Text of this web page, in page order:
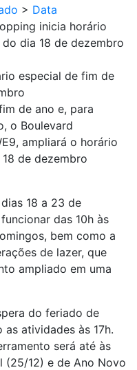
> Data
inicia horário
dia 18 de dezembro
especial de fim de
de ano e, para
o Boulevard
ampliará o horário
de dezembro
18 a 23 de
das 10h às
bem como a
de lazer, que
ampliado em uma
do feriado de
atividades às 17h.
será até às
(25/12) e de Ano Novo